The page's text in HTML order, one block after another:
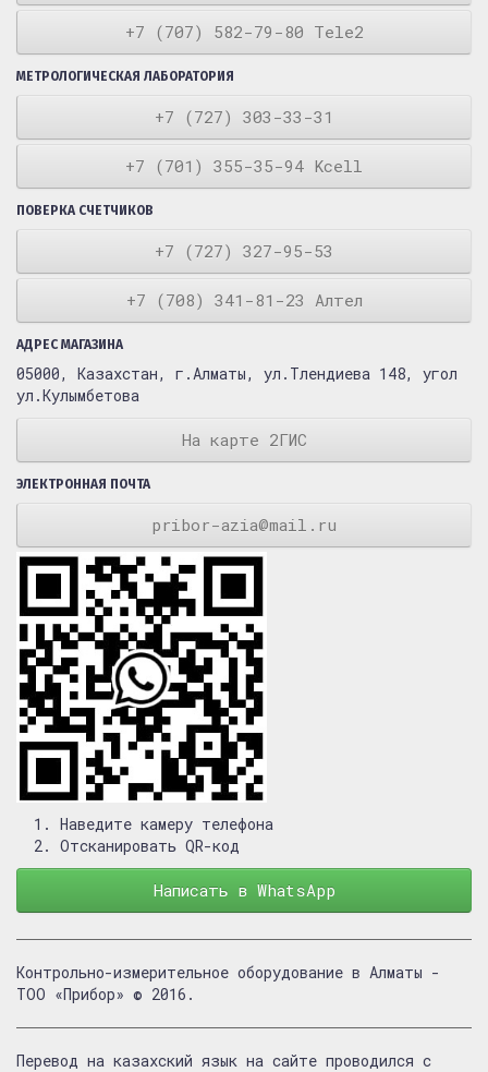
+7 (707) 582-79-80 Tele2
МЕТРОЛОГИЧЕСКАЯ ЛАБОРАТОРИЯ
+7 (727) 303-33-31
+7 (701) 355-35-94 Kcell
ПОВЕРКА СЧЕТЧИКОВ
+7 (727) 327-95-53
+7 (708) 341-81-23 Алтел
АДРЕС МАГАЗИНА
05000, Казахстан, г.Алматы, ул.Тлендиева 148, угол
ул.Кулымбетова
На карте 2ГИС
ЭЛЕКТРОННАЯ ПОЧТА
pribor-azia@mail.ru
Наведите камеру телефона
Отсканировать QR-код
Написать в WhatsApp
Контрольно-измерительное оборудование в Алматы -
ТОО «Прибор» © 2016.
Перевод на казахский язык на сайте проводился с